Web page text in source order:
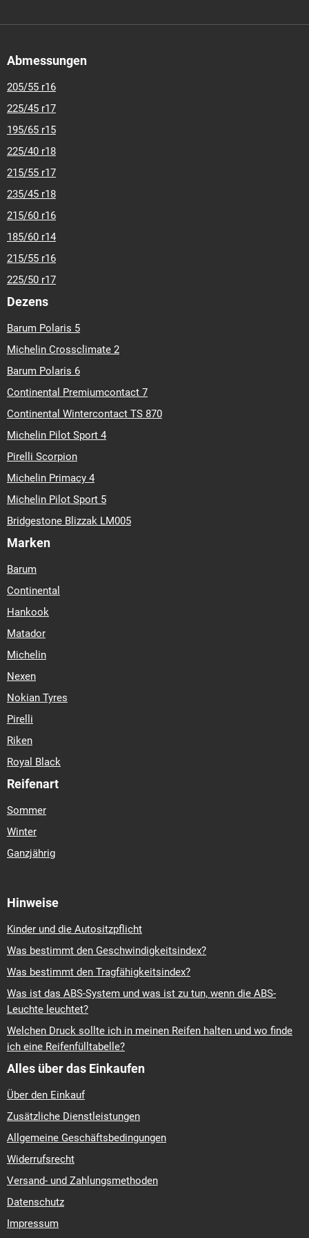
Abmessungen
205/55 r16
225/45 r17
195/65 r15
225/40 r18
215/55 r17
235/45 r18
215/60 r16
185/60 r14
215/55 r16
225/50 r17
Dezens
Barum Polaris 5
Michelin Crossclimate 2
Barum Polaris 6
Continental Premiumcontact 7
Continental Wintercontact TS 870
Michelin Pilot Sport 4
Pirelli Scorpion
Michelin Primacy 4
Michelin Pilot Sport 5
Bridgestone Blizzak LM005
Marken
Barum
Continental
Hankook
Matador
Michelin
Nexen
Nokian Tyres
Pirelli
Riken
Royal Black
Reifenart
Sommer
Winter
Ganzjährig
Hinweise
Kinder und die Autositzpflicht
Was bestimmt den Geschwindigkeitsindex?
Was bestimmt den Tragfähigkeitsindex?
Was ist das ABS-System und was ist zu tun, wenn die ABS-
Leuchte leuchtet?
Welchen Druck sollte ich in meinen Reifen halten und wo finde
ich eine Reifenfülltabelle?
Alles über das Einkaufen
Über den Einkauf
Zusätzliche Dienstleistungen
Allgemeine Geschäftsbedingungen
Widerrufsrecht
Versand- und Zahlungsmethoden
Datenschutz
Impressum